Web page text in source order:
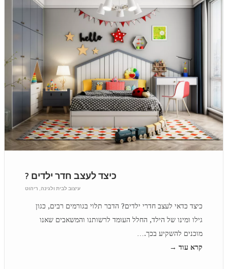
כיצד לעצב חדר ילדים ?
עיצוב לבית ולגינה, ריהוט
כיצד כדאי לעצב חדרי ילדים? הדבר תלוי בגורמים רבים, כגון
גילו ומינו של הילד, החלל העומד לרשותנו והמשאבים שאנו
מוכנים להשקיע בכך.…
קרא עוד →